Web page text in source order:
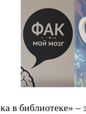
в библиотеке»